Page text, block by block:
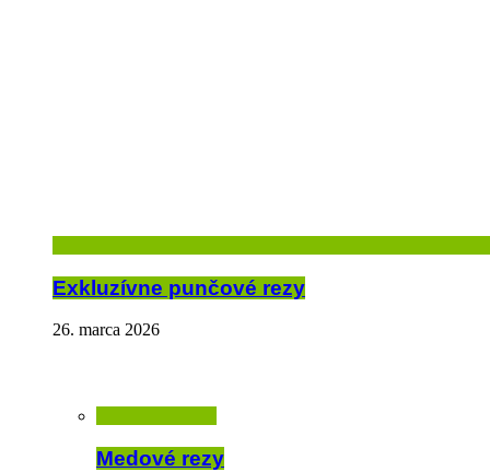
Exkluzívne punčové rezy
26. marca 2026
Medové rezy